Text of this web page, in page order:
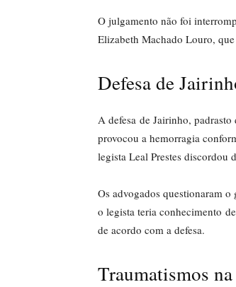
O julgamento não foi
Elizabeth Machado Louro,
Defesa de
A defesa de Jairinho,
provocou a hemorragia
legista Leal Prestes discordou
Os advogados questionaram
o legista teria conhecimento
de acordo com a defesa.
Traumatismos na